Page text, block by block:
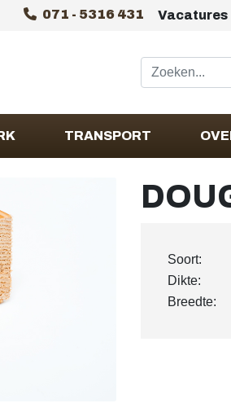
071 - 5316 431 Vacatures
TRANSPORT
Soort:
Dikte:
Breedte: